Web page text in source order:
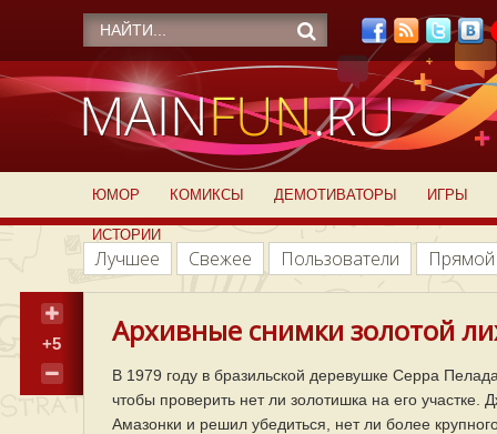
ЮМОР КОМИКСЫ ДЕМОТИВАТОРЫ ИГРЫ
ИСТОРИИ
Лучшее Свежее Пользователи
+5 Архивные снимки золотой
В 1979 году в бразильской деревушке Серра
чтобы проверить нет ли золотишка на его участке.
Амазонки и решил убедиться, нет ли более